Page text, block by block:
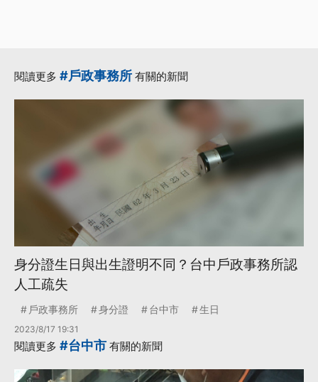
閱讀更多 #戶政事務所 有關的新聞
身分證生日與出生證明不同？台中戶政事務所認
人工疏失
戶政事務所 身分證 台中市 生日
2023/8/17 19:31
閱讀更多 #台中市 有關的新聞